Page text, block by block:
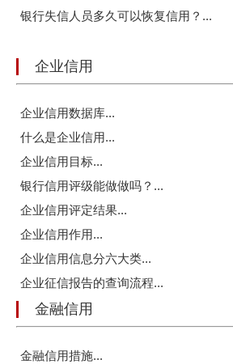
银行失信人员多久可以恢复信用？...
企业信用
企业信用数据库...
什么是企业信用...
企业信用目标...
银行信用评级能做做吗？...
企业信用评定结果...
企业信用作用...
企业信用信息分六大类...
企业征信报告的查询流程...
金融信用
金融信用措施...